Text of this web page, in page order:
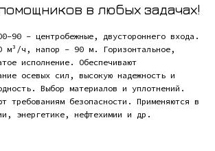
в любых задачах!
90 - центробежные, двустороннего входа.
м³/ч, напор - 90 м. Горизонтальное,
исполнение. Обеспечивают
осевых сил, высокую надежность и
Выбор материалов и уплотнений.
требованиям безопасности. Применяются в
энергетике, нефтехимии и др.